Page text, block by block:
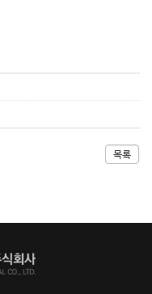
목록